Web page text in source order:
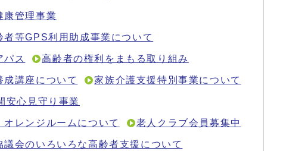
康管理事業
者等GPS利用助成事業について
パス 高齢者の権利をまもる取り組み
講座について 家族介護支援特別事業について
安心見守り事業
レンジルームについて 老人クラブ会員募集中
会のいろいろな高齢者支援について